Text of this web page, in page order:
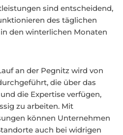
sind entscheidend,
des täglichen
den winterlichen Monaten
an der Pegnitz wird von
die über das
die Expertise verfügen,
zu arbeiten. Mit
können Unternehmen
auch bei widrigen